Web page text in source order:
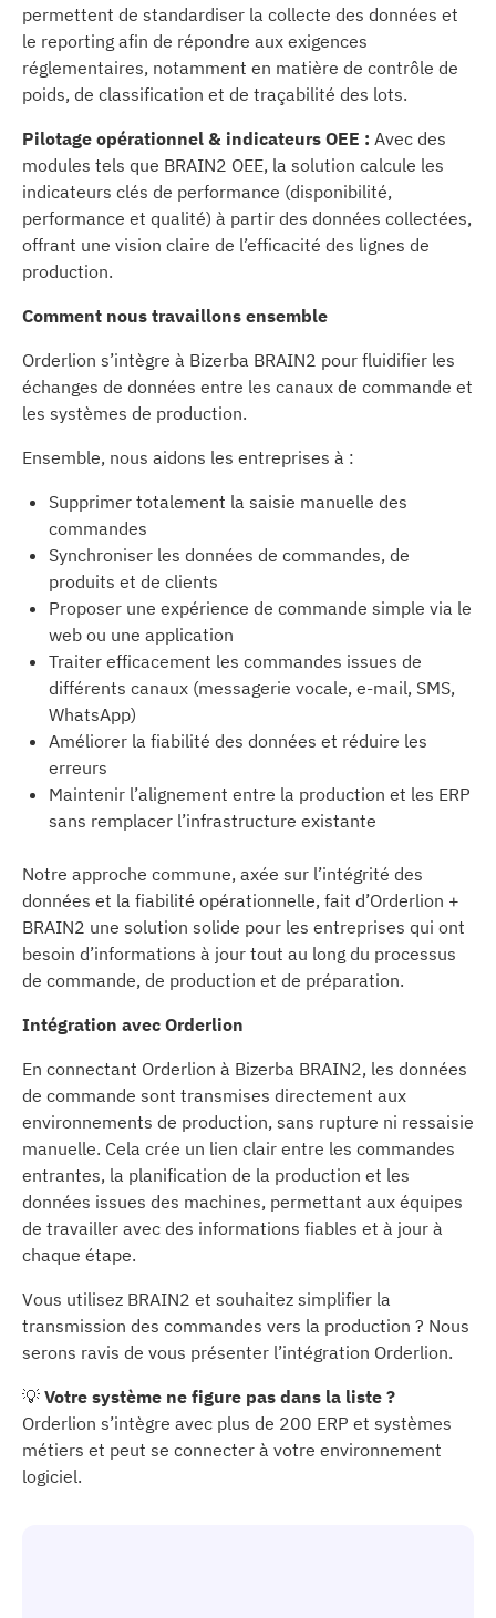
permettent de standardiser la collecte des données et
le reporting afin de répondre aux exigences
réglementaires, notamment en matière de contrôle de
poids, de classification et de traçabilité des lots.
Pilotage opérationnel & indicateurs OEE : Avec des
modules tels que BRAIN2 OEE, la solution calcule les
indicateurs clés de performance (disponibilité,
performance et qualité) à partir des données collectées,
offrant une vision claire de l’efficacité des lignes de
production.
Comment nous travaillons ensemble
Orderlion s’intègre à Bizerba BRAIN2 pour fluidifier les
échanges de données entre les canaux de commande et
les systèmes de production.
Ensemble, nous aidons les entreprises à :
Supprimer totalement la saisie manuelle des
commandes
Synchroniser les données de commandes, de
produits et de clients
Proposer une expérience de commande simple via le
web ou une application
Traiter efficacement les commandes issues de
différents canaux (messagerie vocale, e-mail, SMS,
WhatsApp)
Améliorer la fiabilité des données et réduire les
erreurs
Maintenir l’alignement entre la production et les ERP
sans remplacer l’infrastructure existante
Notre approche commune, axée sur l’intégrité des
données et la fiabilité opérationnelle, fait d’Orderlion +
BRAIN2 une solution solide pour les entreprises qui ont
besoin d’informations à jour tout au long du processus
de commande, de production et de préparation.
Intégration avec Orderlion
En connectant Orderlion à Bizerba BRAIN2, les données
de commande sont transmises directement aux
environnements de production, sans rupture ni ressaisie
manuelle. Cela crée un lien clair entre les commandes
entrantes, la planification de la production et les
données issues des machines, permettant aux équipes
de travailler avec des informations fiables et à jour à
chaque étape.
Vous utilisez BRAIN2 et souhaitez simplifier la
transmission des commandes vers la production ? Nous
serons ravis de vous présenter l’intégration Orderlion.
💡 Votre système ne figure pas dans la liste ?
Orderlion s’intègre avec plus de 200 ERP et systèmes
métiers et peut se connecter à votre environnement
logiciel.